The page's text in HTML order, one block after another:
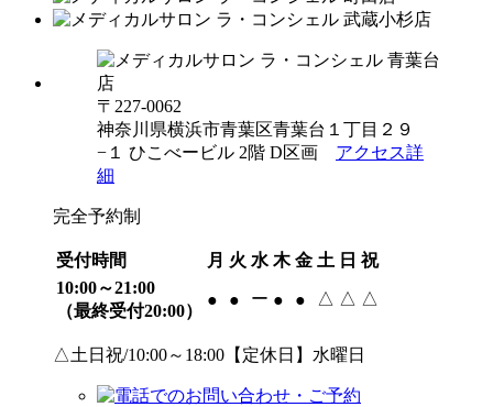
〒227-0062
神奈川県横浜市青葉区青葉台１丁目２９
−１ ひこべービル 2階 D区画 アクセス詳
細
完全予約制
受付時間 月 火 水 木 金 土 日 祝
10:00～21:00
（最終受付20:00）
● ● ー ● ● △ △ △
△土日祝/10:00～18:00【定休日】水曜日